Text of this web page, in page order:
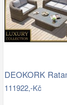
111922,-Kč